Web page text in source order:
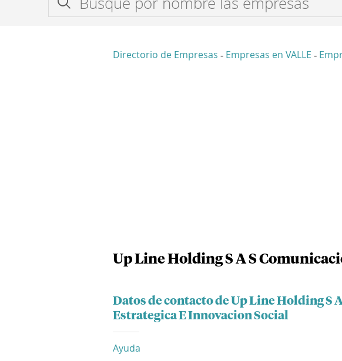
Directorio de Empresas - Empresas en VALLE -
Up Line Holding S A S
Datos de contacto de Up Line Holding S
Estrategica E Innovacion Social
Ayuda